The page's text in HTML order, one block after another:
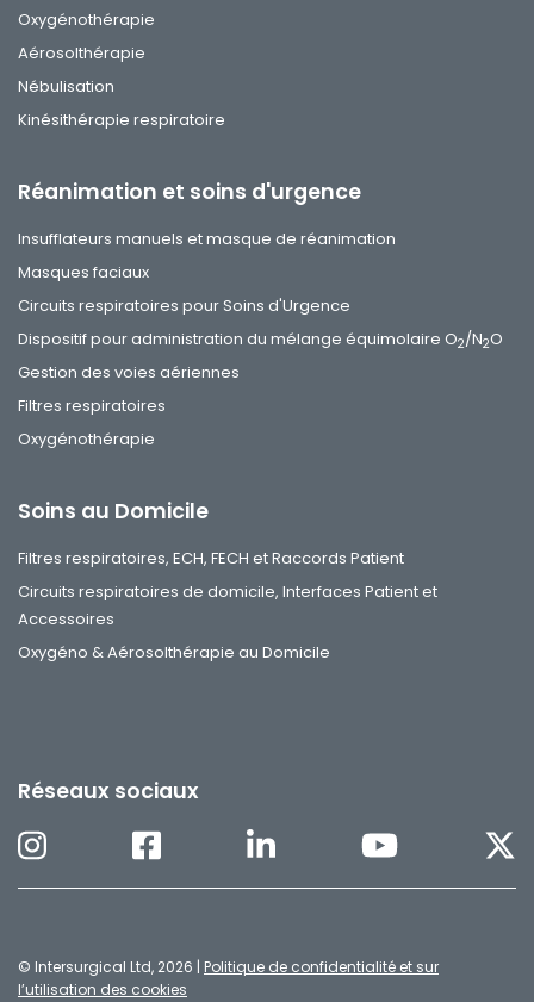
Oxygénothérapie
Aérosolthérapie
Nébulisation
Kinésithérapie respiratoire
Réanimation et soins d'urgence
Insufflateurs manuels et masque de réanimation
Masques faciaux
Circuits respiratoires pour Soins d'Urgence
Dispositif pour administration du mélange équimolaire O2/N2O
Gestion des voies aériennes
Filtres respiratoires
Oxygénothérapie
Soins au Domicile
Filtres respiratoires, ECH, FECH et Raccords Patient
Circuits respiratoires de domicile, Interfaces Patient et
Accessoires
Oxygéno & Aérosolthérapie au Domicile
Réseaux sociaux
© Intersurgical Ltd, 2026 | Politique de confidentialité et sur
l’utilisation des cookies